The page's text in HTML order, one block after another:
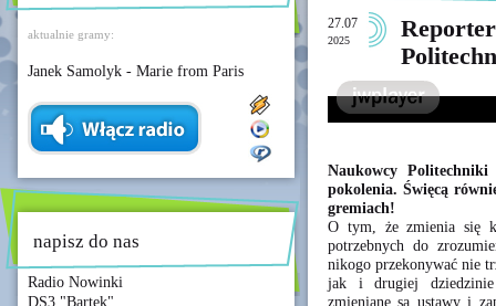
aktualnie gramy:
Janek Samolyk - Marie from Paris
napisz do nas
Radio Nowinki
DS3 "Bartek"
27.07
2025
Naukowcy
pokolenia. Święcą
gremiach!
O tym, że zmienia się
potrzebnych do
nikogo przekonywać nie
jak i drugiej
zmieniane są ustawy i